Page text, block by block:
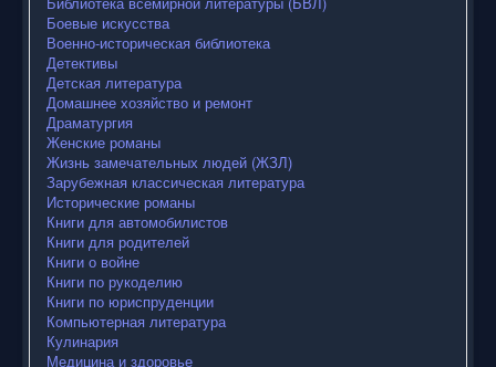
Боевые искусства
Военно-историческая библиотека
Детективы
Детская литература
Домашнее хозяйство и ремонт
Драматургия
Женские романы
Жизнь замечательных людей (ЖЗЛ)
Зарубежная классическая литература
Исторические романы
Книги для автомобилистов
Книги для родителей
Книги о войне
Книги по рукоделию
Книги по юриспруденции
Компьютерная литература
Кулинария
Медицина и здоровье